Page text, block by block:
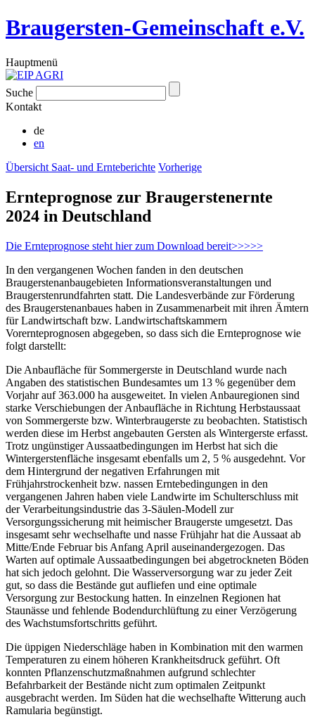
Braugersten-Gemeinschaft e.V.
Hauptmenü
Suche
Kontakt
de
en
Übersicht Saat- und Ernteberichte Vorherige
Ernteprognose zur Braugerstenernte
2024 in Deutschland
Die Ernteprognose steht hier zum Download bereit>>>>>
In den vergangenen Wochen fanden in den deutschen
Braugerstenanbaugebieten Informationsveranstaltungen und
Braugerstenrundfahrten statt. Die Landesverbände zur Förderung
des Braugerstenanbaues haben in Zusammenarbeit mit ihren Ämtern
für Landwirtschaft bzw. Landwirtschaftskammern
Vorernteprognosen abgegeben, so dass sich die Ernteprognose wie
folgt darstellt:
Die Anbaufläche für Sommergerste in Deutschland wurde nach
Angaben des statistischen Bundesamtes um 13 % gegenüber dem
Vorjahr auf 363.000 ha ausgeweitet. In vielen Anbauregionen sind
starke Verschiebungen der Anbaufläche in Richtung Herbstaussaat
von Sommergerste bzw. Winterbraugerste zu beobachten. Statistisch
werden diese im Herbst angebauten Gersten als Wintergerste erfasst.
Trotz ungünstiger Aussaatbedingungen im Herbst hat sich die
Wintergerstenfläche insgesamt ebenfalls um 2, 5 % ausgedehnt. Vor
dem Hintergrund der negativen Erfahrungen mit
Frühjahrstrockenheit bzw. nassen Erntebedingungen in den
vergangenen Jahren haben viele Landwirte im Schulterschluss mit
der Verarbeitungsindustrie das 3-Säulen-Modell zur
Versorgungssicherung mit heimischer Braugerste umgesetzt. Das
insgesamt sehr wechselhafte und nasse Frühjahr hat die Aussaat ab
Mitte/Ende Februar bis Anfang April auseinandergezogen. Das
Warten auf optimale Aussaatbedingungen bei abgetrockneten Böden
hat sich jedoch gelohnt. Die Wasserversorgung war zu jeder Zeit
gut, so dass die Bestände gut aufliefen und eine optimale
Versorgung zur Bestockung hatten. In einzelnen Regionen hat
Staunässe und fehlende Bodendurchlüftung zu einer Verzögerung
des Wachstumsfortschritts geführt.
Die üppigen Niederschläge haben in Kombination mit den warmen
Temperaturen zu einem höheren Krankheitsdruck geführt. Oft
konnten Pflanzenschutzmaßnahmen aufgrund schlechter
Befahrbarkeit der Bestände nicht zum optimalen Zeitpunkt
ausgebracht werden. Im Süden hat die wechselhafte Witterung auch
Ramularia begünstigt.